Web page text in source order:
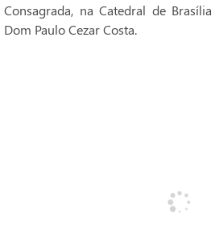
Consagrada, na Catedral de
Dom Paulo Cezar Costa.